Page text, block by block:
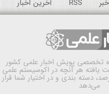
RSS آخرین اخبار
تخصصی پویش اخبار علمی کشور
هر آنچه در اکوسیستم علمی
دسته بندی و در اختیار شما قرار
می‌دهد